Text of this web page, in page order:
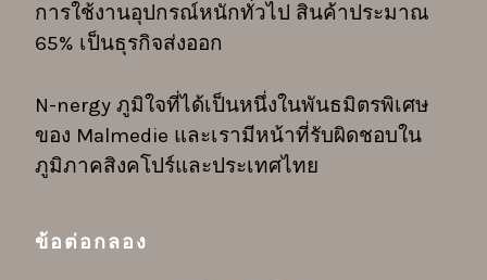
การใช้งานอุปกรณ์หนักทั่วไป สินค้าประมาณ
65% เป็นธุรกิจส่งออก
N-nergy ภูมิใจที่ได้เป็นหนึ่งในพันธมิตรพิเศษ
ของ Malmedie และเรามีหน้าที่รับผิดชอบใน
ภูมิภาคสิงคโปร์และประเทศไทย
ข้อต่อกลอง